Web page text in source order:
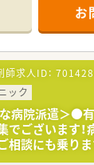
お
師求人ID： 701428
ック
な病院派遣＞●
でございます！
談にも乗りま